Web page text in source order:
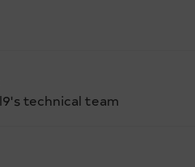
technical team